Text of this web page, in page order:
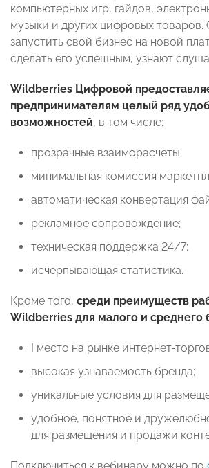
компьютерных игр, гайдов,
музыки и других цифровых товаров.
запустить свой бизнес на новой
сделать его успешным, узнают
Wildberries Цифровой
предпринимателям целый ряд
возможностей, в том числе:
прозрачные взаиморасчеты;
минимальная комиссия
автоматическая конвертация
рекламное сопровождение;
техническая поддержка 24/7;
исчерпывающая статистика.
Кроме того, среди преимуществ
Wildberries для малого и среднего
I место на рынке интернет-
высокая узнаваемость бренда;
уникальные условия для
удобное, понятное и
для размещения и продажи